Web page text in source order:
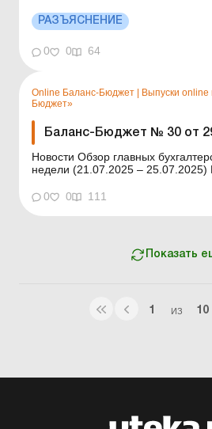
теме: Перевод на другую должность работника, с
которым заключен срочный
Оформление временного
П...
РАЗЪЯСНЕНИЕ
0 0 64
Online Баланс-Бюджет | Выпуски
Бюджет»
Баланс-Бюджет № 30 от
Новости Обзор главных бухгалтерских новостей
недели (21.07.2025 – 25.07.2025) Главные новости о
обновляется ежедневно
0 0 111
Показать
1 ИЗ 10